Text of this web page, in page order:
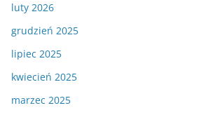
luty 2026
grudzień 2025
lipiec 2025
kwiecień 2025
marzec 2025